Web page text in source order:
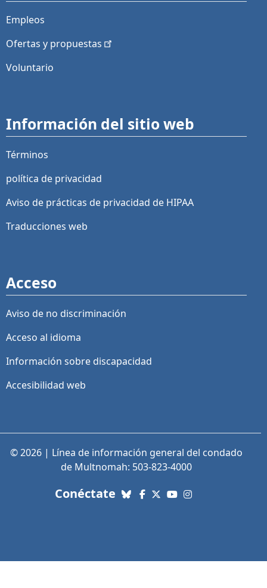
Empleos
Ofertas y propuestas
Voluntario
Información del sitio web
Términos
política de privacidad
Aviso de prácticas de privacidad de HIPAA
Traducciones web
Acceso
Aviso de no discriminación
Acceso al idioma
Información sobre discapacidad
Accesibilidad web
© 2026 | Línea de información general del condado
de Multnomah: 503-823-4000
Conéctate con nosotros. Enlaces a
Bluesky
Facebook
X (Twitter)
YouTube
Instagram